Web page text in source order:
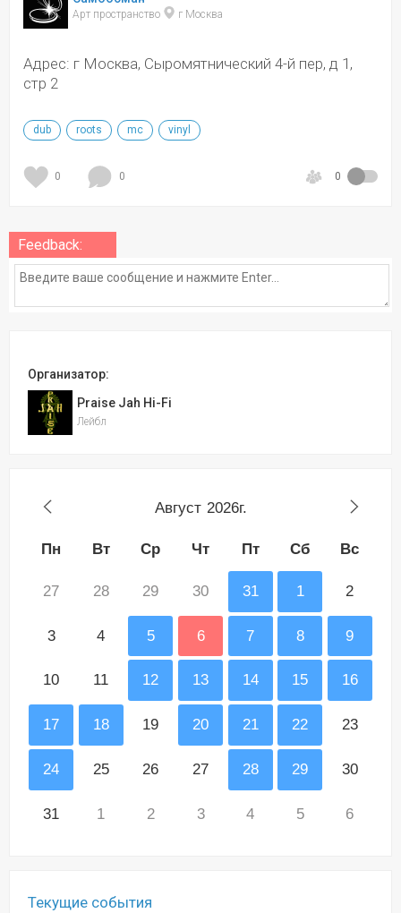
Арт пространство г Москва
Адрес: г Москва, Сыромятнический 4-й пер, д 1,
стр 2
dub roots mc vinyl
0 0 0
Feedback:
Организатор:
Praise Jah Hi-Fi
Лейбл
Август 2026г.
Пн Вт Ср Чт Пт Сб Вс
27 28 29 30 31 1 2
3 4 5 6 7 8 9
10 11 12 13 14 15 16
17 18 19 20 21 22 23
24 25 26 27 28 29 30
31 1 2 3 4 5 6
Текущие события